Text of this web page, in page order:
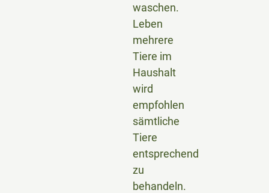
waschen.
Leben
mehrere
Tiere im
Haushalt
wird
empfohlen
sämtliche
Tiere
entsprechend
zu
behandeln.